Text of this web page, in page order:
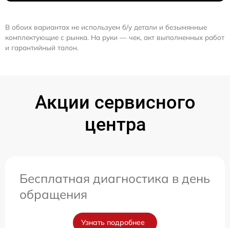
В обоих вариантах не используем б/у детали и безымянные
комплектующие с рынка. На руки — чек, акт выполненных работ
и гарантийный талон.
Акции сервисного
центра
Бесплатная диагностика в день
обращения
Узнать подробнее